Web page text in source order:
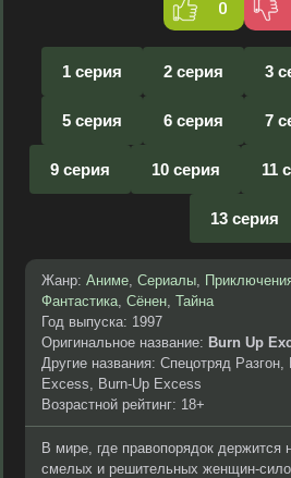
0
1 серия 2 серия 3
5 серия 6 серия 7
9 серия 10 серия 11
13 серия
Жанр: Аниме, Сериалы,
Фантастика, Сёнен, Тайна
Год выпуска: 1997
Оригинальное название: Burn Up
Другие названия: Спецотряд
Excess, Burn-Up Excess
Возрастной рейтинг: 18+
В мире, где правопорядок держится
смелых и решительных женщин-